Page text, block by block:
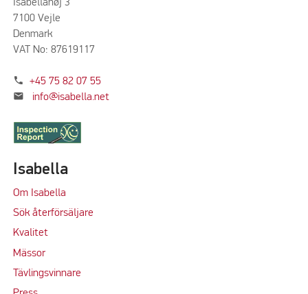
Isabellahøj 3
7100 Vejle
Denmark
VAT No: 87619117
phone +45 75 82 07 55
mail info@isabella.net
Isabella
Om Isabella
Sök återförsäljare
Kvalitet
Mässor
Tävlingsvinnare